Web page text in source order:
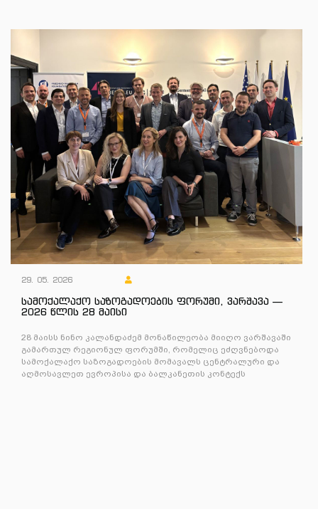
29. 05. 2026
სამოქალაქო საზოგადოების ფორუმი, ვარშავა —
2026 წლის 28 მაისი
28 მაისს ნინო კალანდაძემ მონაწილეობა მიიღო ვარშავაში
გამართულ რეგიონულ ფორუმში, რომელიც ეძღვნებოდა
სამოქალაქო საზოგადოების მომავალს ცენტრალური და
აღმოსავლეთ ევროპისა და ბალკანეთის კონტექს